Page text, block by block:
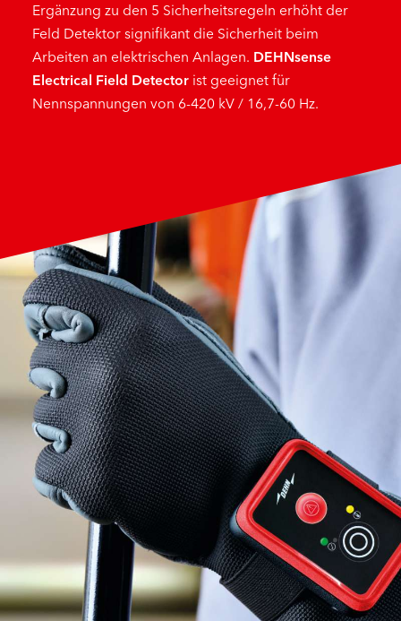
Ergänzung zu den 5 Sicherheitsregeln erhöht der
Feld Detektor signifikant die Sicherheit beim
Arbeiten an elektrischen Anlagen. DEHNsense
Electrical Field Detectorist geeignet für
Nennspannungen von 6-420 kV / 16,7-60 Hz.